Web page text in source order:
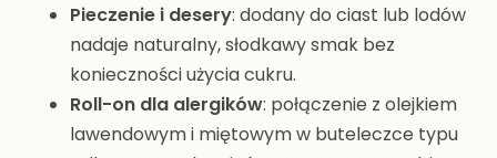
Pieczenie i desery: dodany do ciast lub lodów
nadaje naturalny, słodkawy smak bez
konieczności użycia cukru.
Roll-on dla alergików: połączenie z olejkiem
lawendowym i miętowym w buteleczce typu